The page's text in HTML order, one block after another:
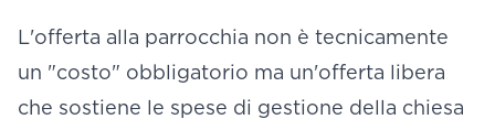
L'offerta alla parrocchia non è tecnicamente
un "costo" obbligatorio ma un'offerta libera
che sostiene le spese di gestione della chiesa